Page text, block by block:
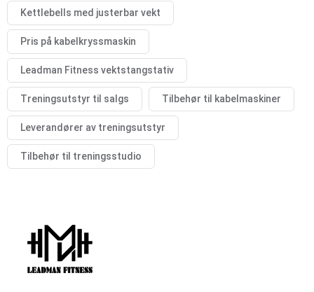
Kettlebells med justerbar vekt
Pris på kabelkryssmaskin
Leadman Fitness vektstangstativ
Treningsutstyr til salgs Tilbehør til kabelmaskiner
Leverandører av treningsutstyr
Tilbehør til treningsstudio